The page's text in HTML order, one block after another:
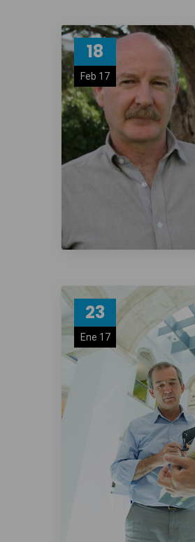
18
Feb 17
23
Ene 17